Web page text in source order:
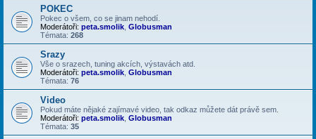
POKEC
Pokec o všem, co se jinam nehodí.
Moderátoři: peta.smolik Globusman
Témata: 268
Srazy
Vše o srazech, tuning akcích, výstavách atd.
Moderátoři: peta.smolik Globusman
Témata: 76
Video
Pokud máte nějaké zajímavé video, tak odkaz můžete dát právě sem.
Moderátoři: peta.smolik Globusman
Témata: 35